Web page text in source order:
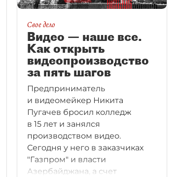
Свое дело
Видео — наше все.
Как открыть
видеопроизводство
за пять шагов
Предприниматель
и видеомейкер Никита
Пугачев бросил колледж
в 15 лет и занялся
производством видео.
Сегодня у него в заказчиках
"Газпром" и власти
Азербайджана, а счет